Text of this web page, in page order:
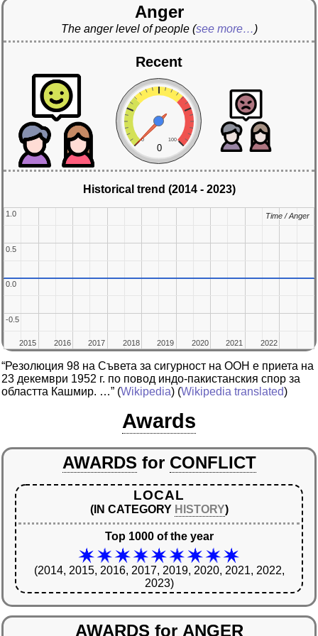
Anger
The anger level of people (see more…)
Recent
0 100
0
Historical trend (2014 - 2023)
2015
2015 2016
2016 2017
2017 2018
2018 2019
2019 2020
2020 2021
2021 2022
2022
-0.5
-0.5
0.0
0.0
0.5
0.5
1.0
1.0 Time / Anger
Time / Anger
“Резолюция 98 на Съвета за сигурност на ООН е приета на
23 декември 1952 г. по повод индо-пакистанския спор за
областта Кашмир. …” (Wikipedia) (Wikipedia translated)
Awards
AWARDS for CONFLICT
LOCAL
(IN CATEGORY HISTORY)
Top 1000 of the year
(2014, 2015, 2016, 2017, 2019, 2020, 2021, 2022,
2023)
AWARDS for ANGER